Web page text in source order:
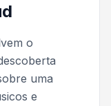
o
uma
e